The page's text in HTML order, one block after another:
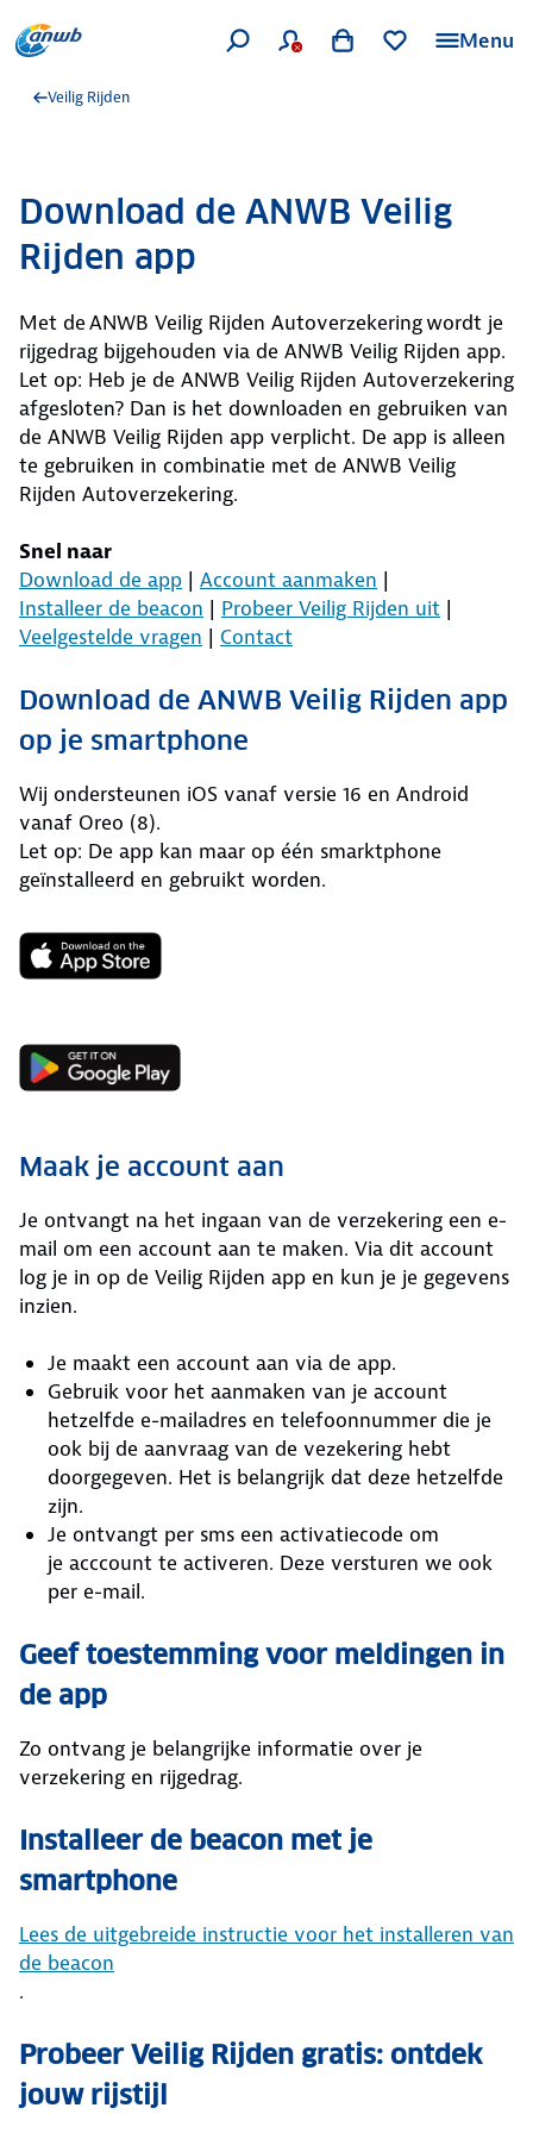
Menu
Veilig Rijden
Download de ANWB Veilig
Rijden app
Met de ANWB Veilig Rijden Autoverzekering wordt je
rijgedrag bijgehouden via de ANWB Veilig Rijden app.
Let op: Heb je de ANWB Veilig Rijden Autoverzekering
afgesloten? Dan is het downloaden en gebruiken van
de ANWB Veilig Rijden app verplicht. De app is alleen
te gebruiken in combinatie met de ANWB Veilig
Rijden Autoverzekering.
Snel naar
Download de app | Account aanmaken |
Installeer de beacon | Probeer Veilig Rijden uit |
Veelgestelde vragen | Contact
Download de ANWB Veilig Rijden app
op je smartphone
Wij ondersteunen iOS vanaf versie 16 en Android
vanaf Oreo (8).
Let op: De app kan maar op één smarktphone
geïnstalleerd en gebruikt worden.
Maak je account aan
Je ontvangt na het ingaan van de verzekering een e-
mail om een account aan te maken. Via dit account
log je in op de Veilig Rijden app en kun je je gegevens
inzien.
Je maakt een account aan via de app.
Gebruik voor het aanmaken van je account
hetzelfde e-mailadres en telefoonnummer die je
ook bij de aanvraag van de vezekering hebt
doorgegeven. Het is belangrijk dat deze hetzelfde
zijn.
Je ontvangt per sms een activatiecode om
je acccount te activeren. Deze versturen we ook
per e-mail.
Geef toestemming voor meldingen in
de app
Zo ontvang je belangrijke informatie over je
verzekering en rijgedrag.
Installeer de beacon met je
smartphone
Lees de uitgebreide instructie voor het installeren van
de beacon
.
Probeer Veilig Rijden gratis: ontdek
jouw rijstijl